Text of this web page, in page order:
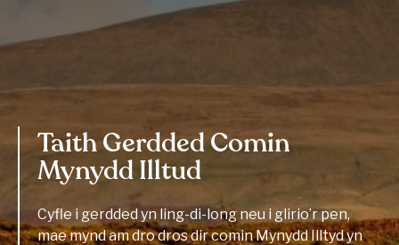
Taith Gerdded Comin
Mynydd Illtud
Cyfle i gerdded yn ling-di-long neu i glirio’r pen,
mae mynd am dro dros dir comin Mynydd Illtyd yn